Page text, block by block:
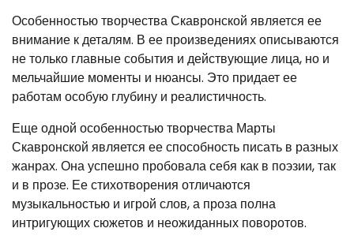
Особенностью творчества Скавронской является ее
внимание к деталям. В ее произведениях описываются
не только главные события и действующие лица, но и
мельчайшие моменты и нюансы. Это придает ее
работам особую глубину и реалистичность.
Еще одной особенностью творчества Марты
Скавронской является ее способность писать в разных
жанрах. Она успешно пробовала себя как в поэзии, так
и в прозе. Ее стихотворения отличаются
музыкальностью и игрой слов, а проза полна
интригующих сюжетов и неожиданных поворотов.